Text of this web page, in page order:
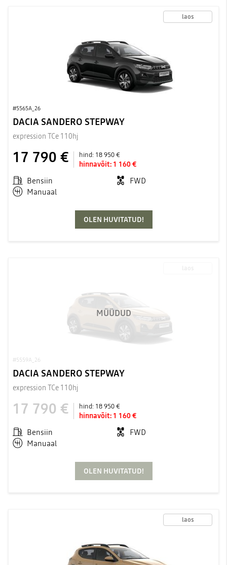
laos
#5565A_26
DACIA SANDERO STEPWAY
expression TCe 110hj
17 790 € hind: 18 950 €
hinnavõit: 1 160 €
Bensiin
FWD
Manuaal
OLEN HUVITATUD!
#5559A_26
MÜÜDUD
DACIA SANDERO STEPWAY
expression TCe 110hj
17 790 € hind: 18 950 €
hinnavõit: 1 160 €
Bensiin
FWD
Manuaal
OLEN HUVITATUD!
laos